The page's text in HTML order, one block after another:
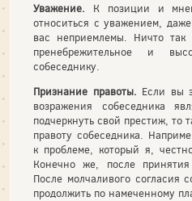
Уважение. К позиции и
относиться с уважением,
вас неприемлемы. Ничто так
пренебрежительное и
собеседнику.
Признание правоты. Если вы
возраже­ния собеседника
подчеркнуть свой пре­стиж, то
правоту собеседника.
к проблеме, который я,
Конечно же, после
После молчаливого согласия
про­должить по намеченному